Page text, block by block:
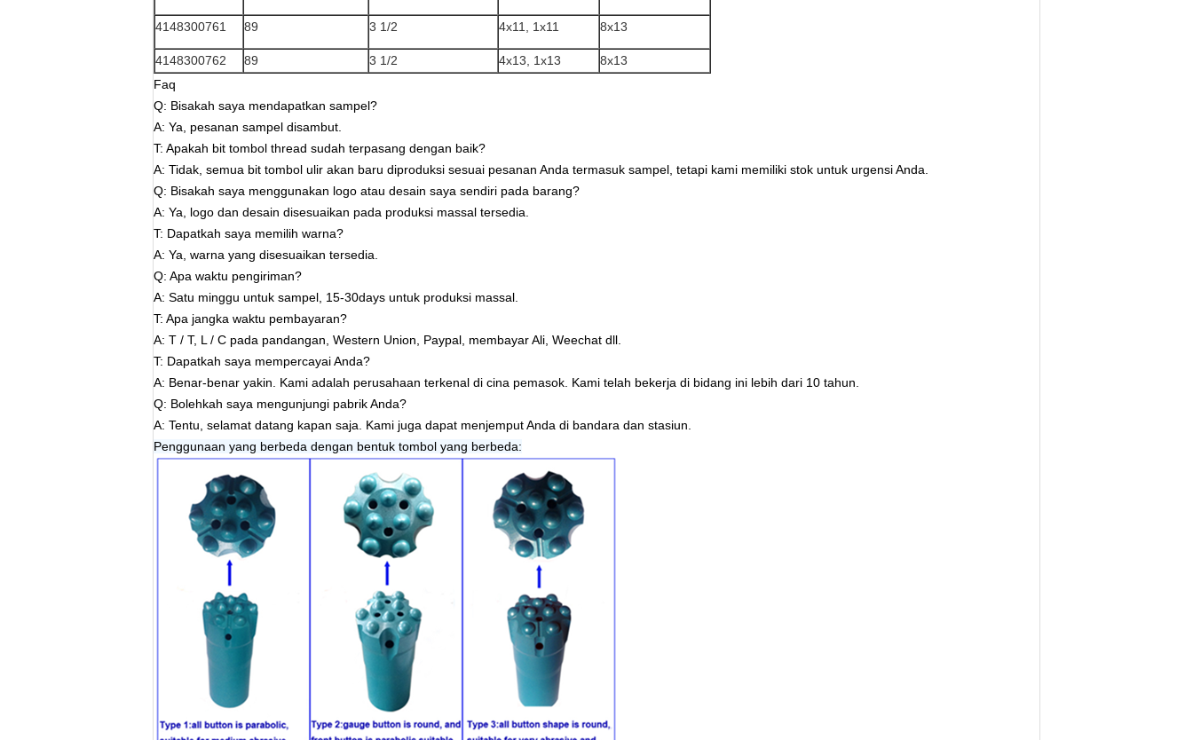
4148300761 89 3 1/2 4x11, 1x11 8x13
4148300762 89 3 1/2 4x13, 1x13
8x13
Faq
Q: Bisakah saya mendapatkan sampel?
A: Ya, pesanan sampel disambut.
T: Apakah bit tombol thread sudah terpasang dengan baik?
A: Tidak, semua bit tombol ulir akan baru diproduksi sesuai pesanan Anda termasuk sampel, tetapi kami memiliki stok untuk urgensi Anda.
Q: Bisakah saya menggunakan logo atau desain saya sendiri pada barang?
A: Ya, logo dan desain disesuaikan pada produksi massal tersedia.
T: Dapatkah saya memilih warna?
A: Ya, warna yang disesuaikan tersedia.
Q: Apa waktu pengiriman?
A: Satu minggu untuk sampel, 15-30days untuk produksi massal.
T: Apa jangka waktu pembayaran?
A: T / T, L / C pada pandangan, Western Union, Paypal, membayar Ali, Weechat dll.
T: Dapatkah saya mempercayai Anda?
A: Benar-benar yakin. Kami adalah perusahaan terkenal di cina pemasok. Kami telah bekerja di bidang ini lebih dari 10 tahun.
Q: Bolehkah saya mengunjungi pabrik Anda?
A: Tentu, selamat datang kapan saja. Kami juga dapat menjemput Anda di bandara dan stasiun.
Penggunaan yang berbeda dengan bentuk tombol yang berbeda: